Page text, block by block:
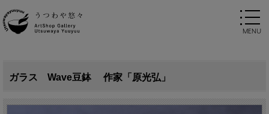
ガラス Wave豆鉢 作家「原光弘」